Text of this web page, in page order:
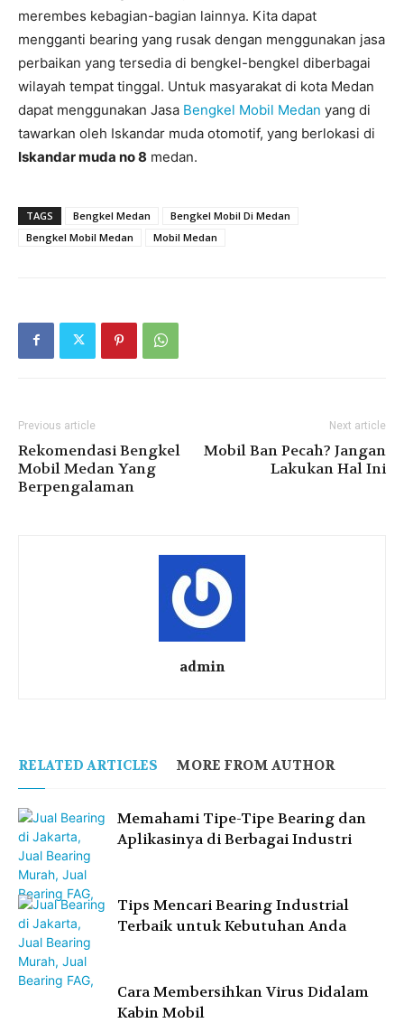
merembes kebagian-bagian lainnya. Kita dapat
mengganti bearing yang rusak dengan menggunakan jasa
perbaikan yang tersedia di bengkel-bengkel diberbagai
wilayah tempat tinggal. Untuk masyarakat di kota Medan
dapat menggunakan Jasa Bengkel Mobil Medan yang di
tawarkan oleh Iskandar muda otomotif, yang berlokasi di
Iskandar muda no 8 medan.
TAGS Bengkel Medan
Bengkel Mobil Di Medan
Bengkel Mobil Medan
Mobil Medan
Previous article
Rekomendasi Bengkel
Mobil Medan Yang
Berpengalaman
Next article
Mobil Ban Pecah? Jangan
Lakukan Hal Ini
admin
RELATED ARTICLES MORE FROM AUTHOR
Memahami Tipe-Tipe Bearing dan
Aplikasinya di Berbagai Industri
Tips Mencari Bearing Industrial
Terbaik untuk Kebutuhan Anda
Cara Membersihkan Virus Didalam
Kabin Mobil